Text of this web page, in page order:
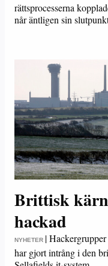
rättsprocesserna
når äntligen sin
Brittisk
hackad
NYHETER |
har gjort intrång i den